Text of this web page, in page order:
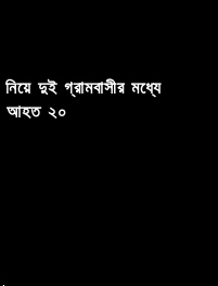
দুই গ্রামবাসীর মধ্যে
আহত ২০